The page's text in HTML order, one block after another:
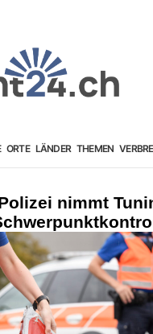
ORTE LÄNDER THEMEN
nimmt